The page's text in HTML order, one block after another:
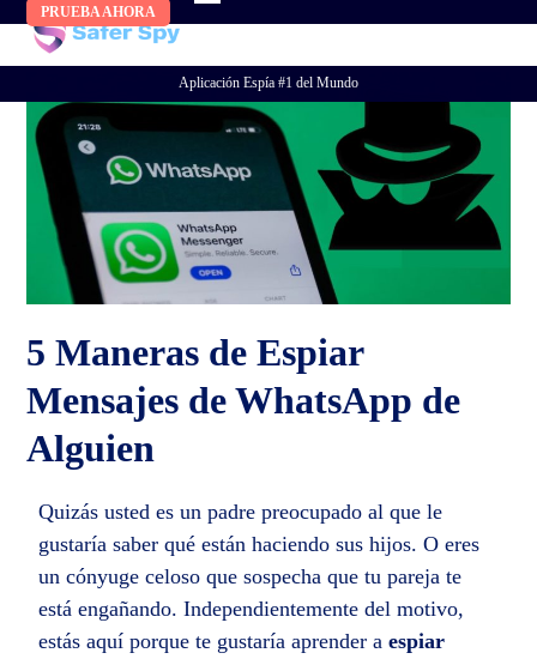
content
PRUEBA AHORA
Aplicación Espía #1 del Mundo
5 Maneras de Espiar
Mensajes de WhatsApp de
Alguien
Quizás usted es un padre preocupado al que le
gustaría saber qué están haciendo sus hijos. O eres
un cónyuge celoso que sospecha que tu pareja te
está engañando. Independientemente del motivo,
estás aquí porque te gustaría aprender aespiar